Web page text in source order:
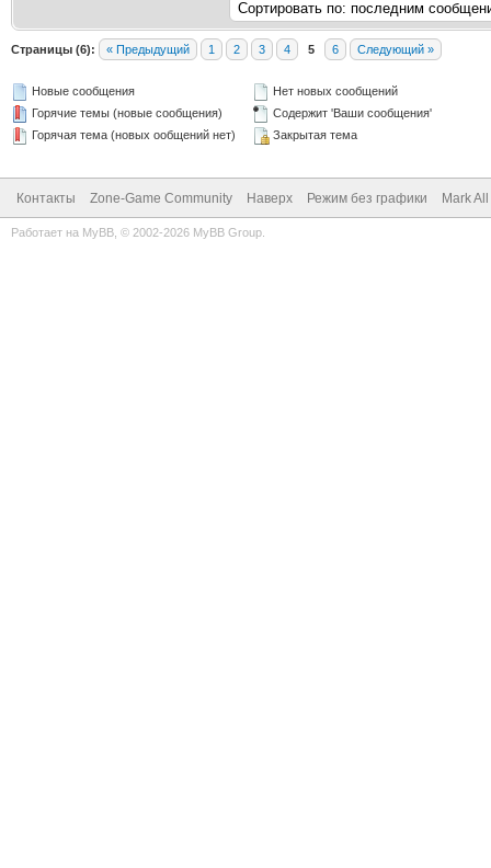
Страницы (6): « Предыдущий 1 2 3 4 5 6 Следующий »
Новые сообщения
Горячие темы (новые сообщения)
Горячая тема (новых ообщений нет)
Нет новых сообщений
Содержит 'Ваши сообщения'
Закрытая тема
Контакты Zone-Game Community Наверх Режим без графики Mark
Работает на MyBB , © 2002-2026 MyBB Group